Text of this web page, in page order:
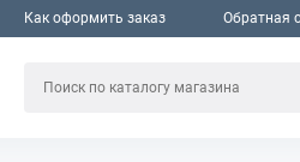
Как оформить заказ Обратная